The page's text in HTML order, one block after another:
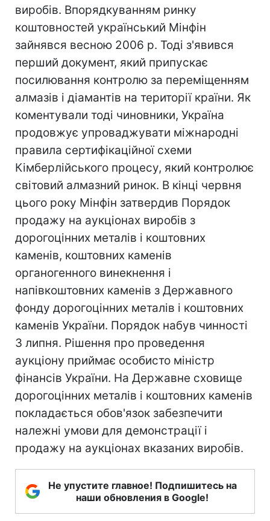
виробів. Впорядкуванням ринку
коштовностей український Мінфін
зайнявся весною 2006 р. Тоді з'явився
перший документ, який припускає
посилювання контролю за переміщенням
алмазів і діамантів на території країни. Як
коментували тоді чиновники, Україна
продовжує упроваджувати міжнародні
правила сертифікаційної схеми
Кімберлійського процесу, який контролює
світовий алмазний ринок. В кінці червня
цього року Мінфін затвердив Порядок
продажу на аукціонах виробів з
дорогоцінних металів і коштовних
каменів, коштовних каменів
органогенного винекнення і
напівкоштовних каменів з Державного
фонду дорогоцінних металів і коштовних
каменів України. Порядок набув чинності
3 липня. Рішення про проведення
аукціону приймає особисто міністр
фінансів України. На Державне сховище
дорогоцінних металів і коштовних каменів
покладається обов'язок забезпечити
належні умови для демонстрації і
продажу на аукціонах вказаних виробів.
Не упустите главное! Подпишитесь на
наши обновления в Google!